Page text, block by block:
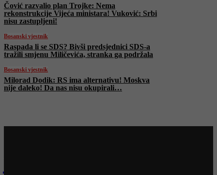
Čović razvalio plan Trojke: Nema
rekonstrukcije Vijeća ministara! Vuković: Srbi
nisu zastupljeni!
Bosanski vjestnik
Raspada li se SDS? Bivši predsjednici SDS-a
tražili smjenu Miličevića, stranka ga podržala
Bosanski vjestnik
Milorad Dodik: RS ima alternativu! Moskva
nije daleko! Da nas nisu okupirali…